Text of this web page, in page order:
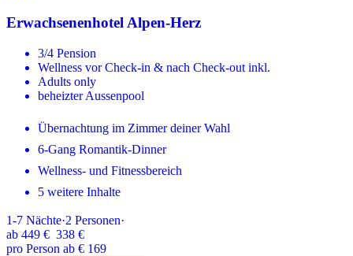
Erwachsenenhotel Alpen-Herz
3/4 Pension
Wellness vor Check-in & nach Check-out inkl.
Adults only
beheizter Aussenpool
Übernachtung im Zimmer deiner Wahl
6-Gang Romantik-Dinner
Wellness- und Fitnessbereich
5 weitere Inhalte
1-7 Nächte·2 Personen·
ab 449 € 338 €
pro Person ab € 169